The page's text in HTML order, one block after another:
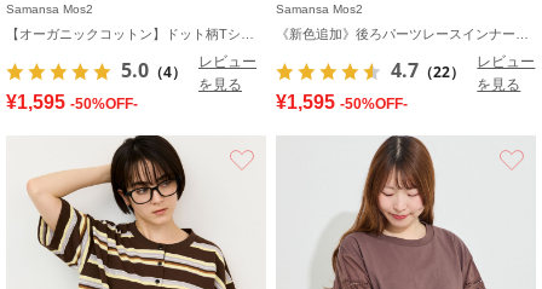
Samansa Mos2
5.0 （4）
レビュー
を見る
¥1,595 -50%OFF-
Samansa Mos2
4.7 （22）
レビュー
を見る
¥1,595 -50%OFF-